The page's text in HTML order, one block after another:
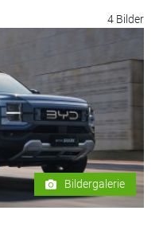
4 Bilder
Bildergalerie